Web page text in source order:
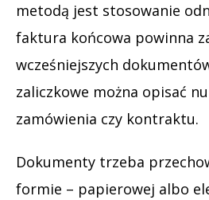
metodą jest stosowanie
faktura końcowa powinna
wcześniejszych
zaliczkowe można opisać
zamówienia czy kontraktu.
Dokumenty trzeba
formie – papierowej albo